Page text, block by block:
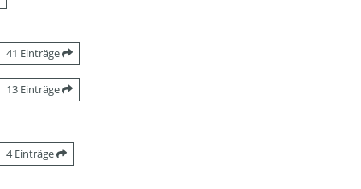
41 Einträge
13 Einträge
4 Einträge